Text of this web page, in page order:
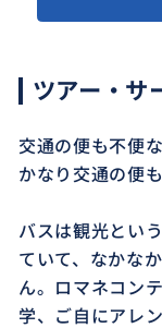
ツアー・サ
交通の便も不便
かなり交通の便も
バスは観光とい
ていて、なかな
ん。ロマネコン
学、ご自にアレ